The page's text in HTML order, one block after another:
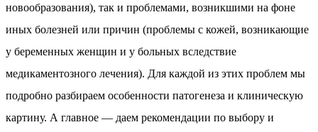
новообразования), так и проблемами, возникшими на фоне
иных болезней или причин (проблемы с кожей, возникающие
у беременных женщин и у больных вследствие
медикаментозного лечения). Для каждой из этих проблем мы
подробно разбираем особенности патогенеза и клиническую
картину. А главное — даем рекомендации по выбору и